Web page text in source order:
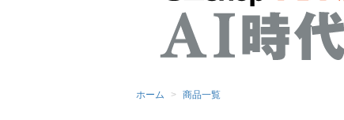
ホーム 商品一覧